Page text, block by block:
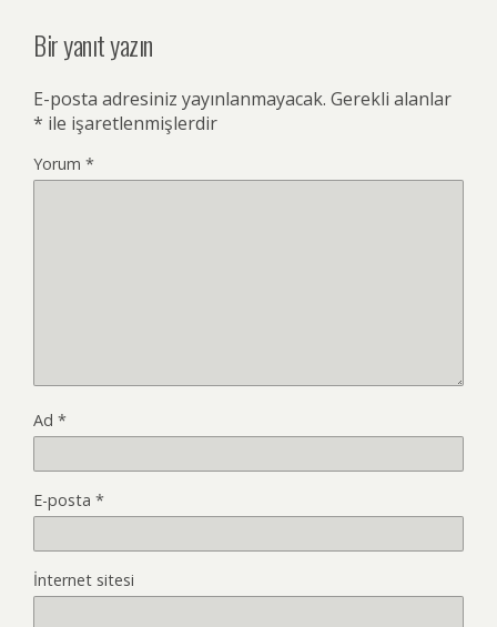
Bir yanıt yazın
E-posta adresiniz yayınlanmayacak. Gerekli alanlar
* ile işaretlenmişlerdir
Yorum *
Ad *
E-posta *
İnternet sitesi